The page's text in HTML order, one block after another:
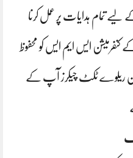
تمام ہدایات پر عمل کرنا
ایس ایم ایس کو محفوظ
ریلوے ٹکٹ چیکرز آپ کے